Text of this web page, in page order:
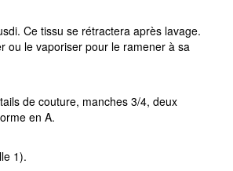
Ce tissu se rétractera après lavage.
ou le vaporiser pour le ramener à sa
de couture, manches 3/4, deux
en A.
1).